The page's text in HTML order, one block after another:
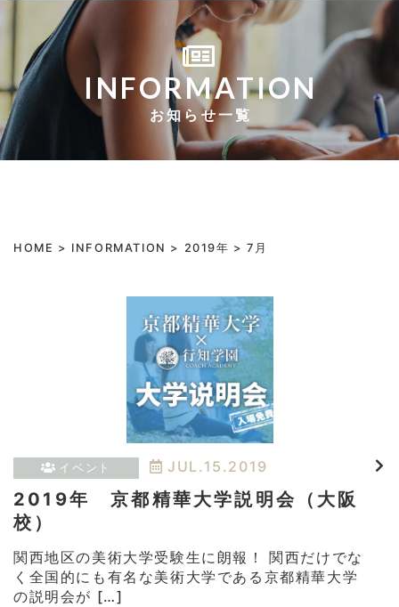
ー
INFORMATION
お知らせ一覧
HOME > INFORMATION > 2019年 >7月
イベント JUL.15.2019
2019年 京都精華大学説明会（大阪
校）
関西地区の美術大学受験生に朗報！ 関西だけでな
く全国的にも有名な美術大学である京都精華大学
の説明会が […]